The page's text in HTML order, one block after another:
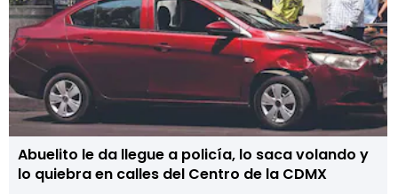
Abuelito le da llegue a policía, lo saca volando y
lo quiebra en calles del Centro de la CDMX